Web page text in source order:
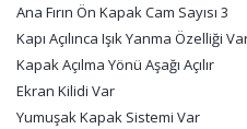
Ana Fırın Ön Kapak Cam Sayısı 3
Kapı Açılınca Işık Yanma Özelliği
Kapak Açılma Yönü Aşağı Açılır
Ekran Kilidi Var
Yumuşak Kapak Sistemi Var